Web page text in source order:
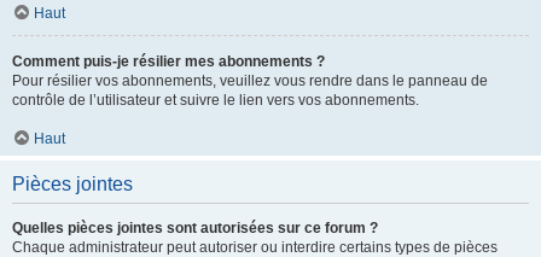
Haut
Comment puis-je résilier mes abonnements ?
Pour résilier vos abonnements, veuillez vous rendre dans le panneau de
contrôle de l’utilisateur et suivre le lien vers vos abonnements.
Haut
Pièces jointes
Quelles pièces jointes sont autorisées sur ce forum ?
Chaque administrateur peut autoriser ou interdire certains types de pièces